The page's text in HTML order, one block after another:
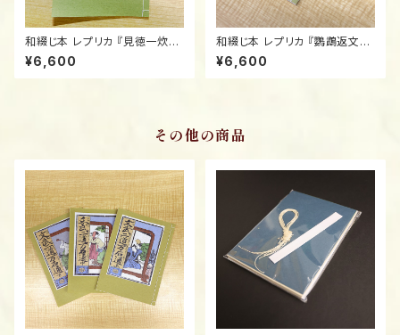
和綴じ本 レプリカ 『見徳一炊
夢』上中下/Traditional Japan
ese Bound Book (Watoji) R
eplica: "Miru ga Toku Issui
¥6,600
和綴じ本 レプリカ 『鸚鵡返⽂武
⼆道』上中下/Traditional Jap
anese Bound Book (Watoj
i) Replica: "Oumugaeshi B
¥6,600
その他の商品